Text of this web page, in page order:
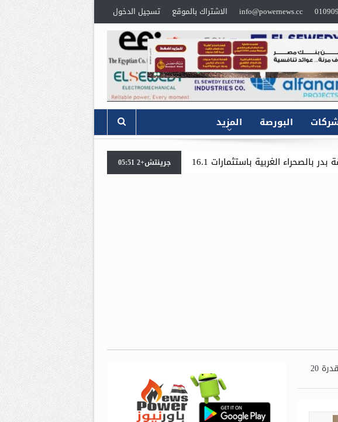
info@powernews.cc الاشتراك بالموقع تسجيل الدخول
البورصة المزيد
16.1 مليون دولار
«جنوب الوادي القابضة للبترول» تنظم لقاءً توعويًا
جرينتش+2 05:51
الوطنية لتكنولوجيا الكهرباء بصدد تنفيذ توسعات محطة برج العرب 1 قدرة 20